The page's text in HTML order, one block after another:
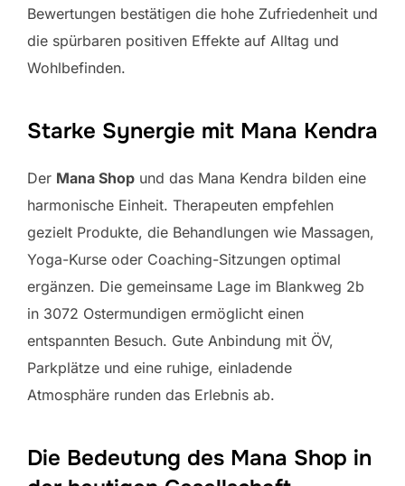
Bewertungen bestätigen die hohe Zufriedenheit und
die spürbaren positiven Effekte auf Alltag und
Wohlbefinden.
Starke Synergie mit Mana Kendra
Der Mana Shop und das Mana Kendra bilden eine
harmonische Einheit. Therapeuten empfehlen
gezielt Produkte, die Behandlungen wie Massagen,
Yoga-Kurse oder Coaching-Sitzungen optimal
ergänzen. Die gemeinsame Lage im Blankweg 2b
in 3072 Ostermundigen ermöglicht einen
entspannten Besuch. Gute Anbindung mit ÖV,
Parkplätze und eine ruhige, einladende
Atmosphäre runden das Erlebnis ab.
Die Bedeutung des Mana Shop in